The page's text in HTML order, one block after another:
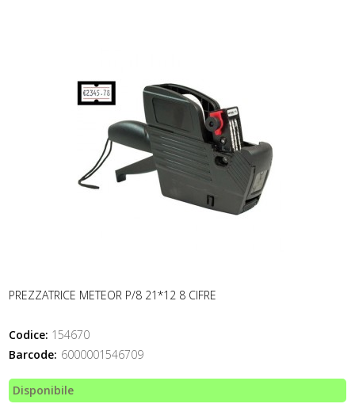
PREZZATRICE METEOR P/8 21*12 8 CIFRE
Codice: 154670
Barcode: 6000001546709
Disponibile